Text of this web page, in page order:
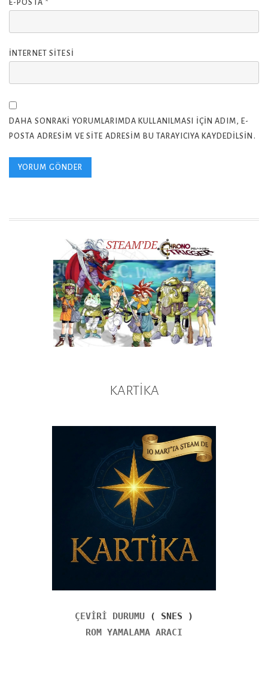
E-POSTA *
İNTERNET SITESI
DAHA SONRAKI YORUMLARIMDA KULLANILMASI IÇIN ADIM, E-
POSTA ADRESIM VE SITE ADRESIM BU TARAYICIYA KAYDEDILSIN.
KARTİKA
ÇEVİRİ DURUMU ( SNES )
ROM YAMALAMA ARACI